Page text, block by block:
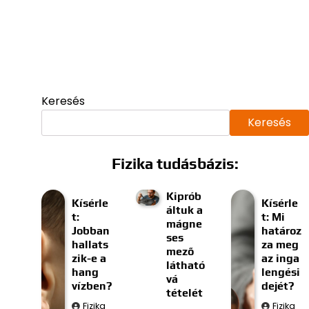
Keresés
Keresés
Fizika tudásbázis:
Kísérle
t:
Jobban
hallats
zik-e a
hang
vízben?
Fizika
Kiprób
áltuk a
mágne
ses
mező
látható
vá
tételét
Kísérle
t: Mi
határoz
za meg
az inga
lengési
dejét?
Fizika